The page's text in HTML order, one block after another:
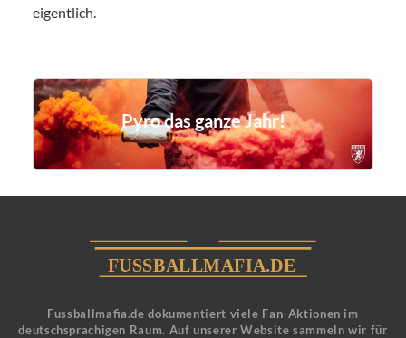
eigentlich.
Pyro das ganze Jahr!
Fussballmafia.de dokumentiert viele Fan-Aktionen im
deutschsprachigen Raum. Auf unserer Website sammeln wir für